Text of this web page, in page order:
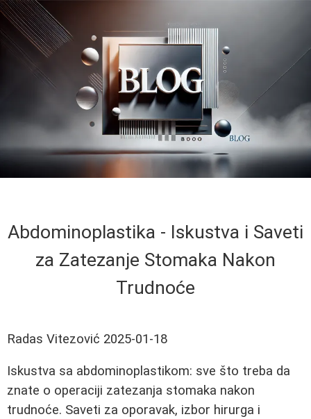
Abdominoplastika - Iskustva i Saveti
za Zatezanje Stomaka Nakon
Trudnoće
Radas Vitezović 2025-01-18
Iskustva sa abdominoplastikom: sve što treba da
znate o operaciji zatezanja stomaka nakon
trudnoće. Saveti za oporavak, izbor hirurga i